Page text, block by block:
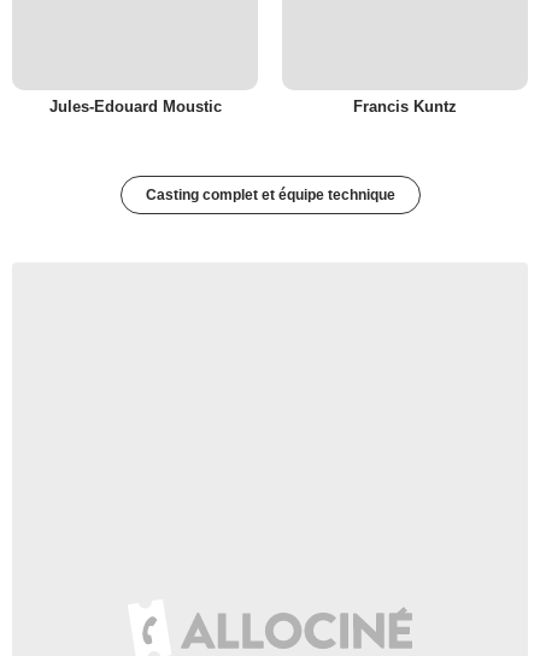
Jules-Edouard Moustic Francis Kuntz
Casting complet et équipe technique